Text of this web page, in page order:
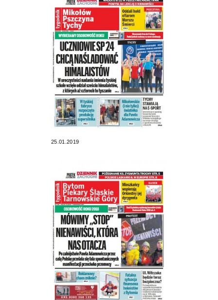
25.01.2019